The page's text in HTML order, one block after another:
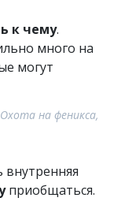
к чему.
много на
могут
на феникса,
внутренняя
приобщаться.